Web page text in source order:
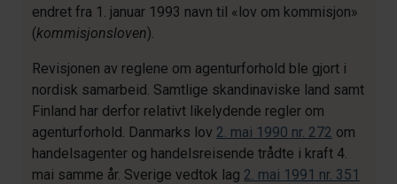
endret fra 1. januar 1993 navn til «lov om kommisjon»
(kommisjonsloven).
Revisjonen av reglene om agenturforhold ble gjort i
nordisk samarbeid. Samtlige skandinaviske land samt
Finland har derfor relativt likelydende regler om
agenturforhold. Danmarks lov 2. mai 1990 nr. 272 om
handelsagenter og handelsreisende trådte i kraft 4.
mai samme år. Sverige vedtok lag 2. mai 1991 nr. 351